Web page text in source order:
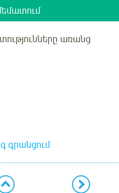
առանց
գրանցում